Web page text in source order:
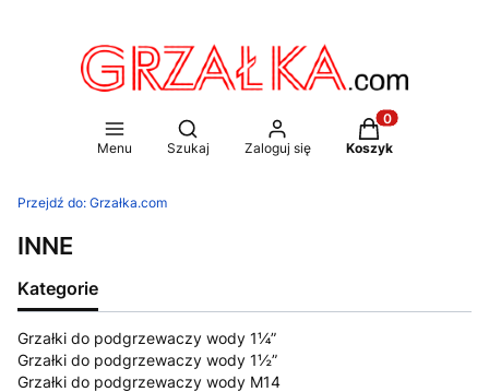
Menu
Otwórz wyszukiwarkę
Szukaj Zaloguj się
Produkty w
Koszyk
Przejdź do: Grzałka.com
INNE
Kategorie
Grzałki do podgrzewaczy wody 1¼”
Grzałki do podgrzewaczy wody 1½”
Grzałki do podgrzewaczy wody M14